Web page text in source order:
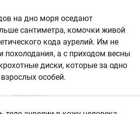
на дно моря оседают
сантиметра, комочки живой
кода аурелий. Им не
похолодания, а с приходом весны
диски, которые за одно
особей.